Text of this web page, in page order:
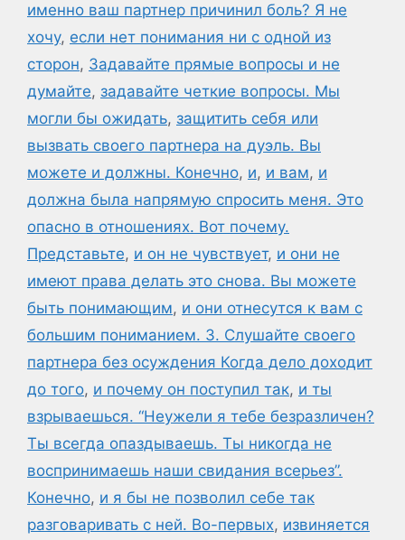
именно ваш партнер причинил боль? Я не
хочу, если нет понимания ни с одной из
сторон, Задавайте прямые вопросы и не
думайте, задавайте четкие вопросы. Мы
могли бы ожидать, защитить себя или
вызвать своего партнера на дуэль. Вы
можете и должны. Конечно, и, и вам, и
должна была напрямую спросить меня. Это
опасно в отношениях. Вот почему.
Представьте, и он не чувствует, и они не
имеют права делать это снова. Вы можете
быть понимающим, и они отнесутся к вам с
большим пониманием. 3. Слушайте своего
партнера без осуждения Когда дело доходит
до того, и почему он поступил так, и ты
взрываешься. “Неужели я тебе безразличен?
Ты всегда опаздываешь. Ты никогда не
воспринимаешь наши свидания всерьез”.
Конечно, и я бы не позволил себе так
разговаривать с ней. Во-первых, извиняется